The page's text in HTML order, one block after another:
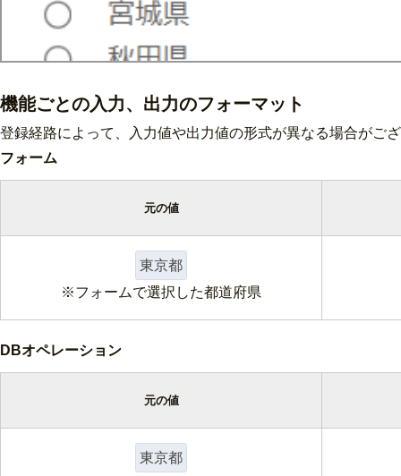
機能ごとの入力、出力のフォーマット
登録経路によって、入力値や出力値の形式が異なる場合がご
フォーム
元の値
東京都
※フォームで選択した都道府県
DBオペレーション
元の値
東京都